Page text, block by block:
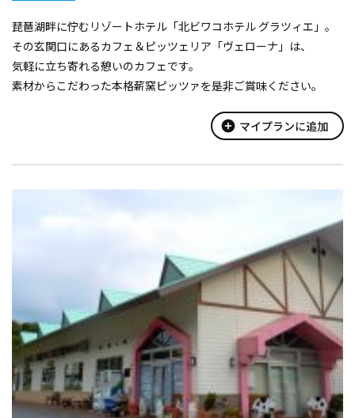
琵琶湖畔に佇むリゾートホテル「北ビワコホテル グラツィエ」。
その玄関口にあるカフェ＆ピッツェリア「ヴェローナ」は、
気軽に立ち寄れる憩いのカフェです。
素材からこだわった本格薪窯ピッツァを是非ご賞味ください。
add_circle マイプランに追加